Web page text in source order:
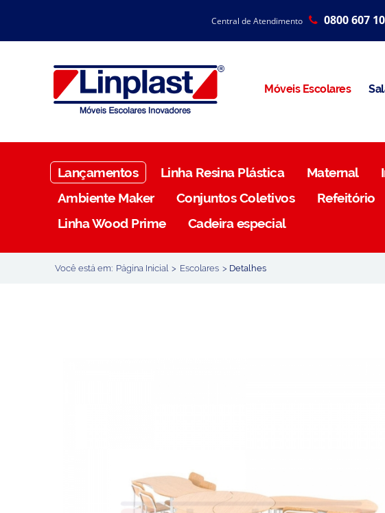
Central de Atendimento 0800 607
Móveis Escolares
Lançamentos Linha Resina Plástica Maternal
Ambiente Maker
Conjuntos Coletivos Refeitório
Linha Wood Prime
Cadeira especial
Você está em: Página Inicial > Escolares > Detalhes
Linha Resina Plástica
Universitária
Armários / Nichos
Conjuntos Coletivos
SOBRE A EMPRESA